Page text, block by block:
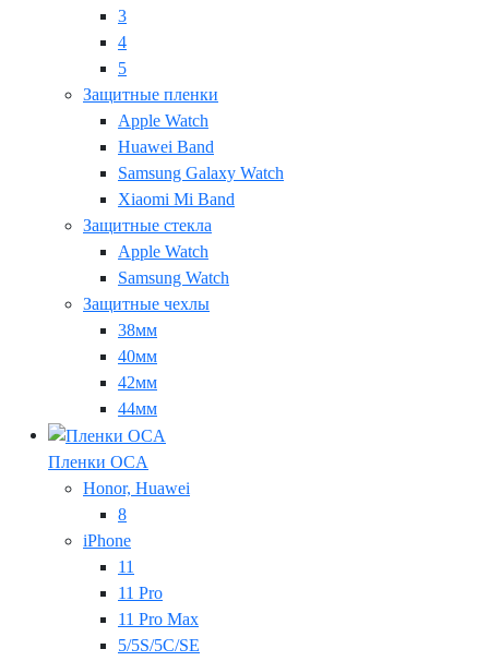
3
4
5
Защитные пленки
Apple Watch
Huawei Band
Samsung Galaxy Watch
Xiaomi Mi Band
Защитные стекла
Apple Watch
Samsung Watch
Защитные чехлы
38мм
40мм
42мм
44мм
Пленки OCA
Honor, Huawei
8
iPhone
11
11 Pro
11 Pro Max
5/5S/5C/SE